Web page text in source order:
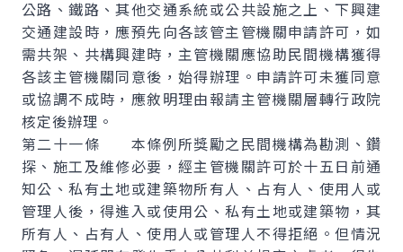
公路、鐵路、其他交通系統或公共設施之上、下興建
交通建設時，應預先向各該管主管機關申請許可，如
需共架、共構興建時，主管機關應協助民間機構獲得
各該主管機關同意後，始得辦理。申請許可未獲同意
或協調不成時，應敘明理由報請主管機關層轉行政院
核定後辦理。
第二十一條 本條例所獎勵之民間機構為勘測、鑽
探、施工及維修必要，經主管機關許可於十五日前通
知公、私有土地或建築物所有人、占有人、使用人或
管理人後，得進入或使用公、私有土地或建築物，其
所有人、占有人、使用人或管理人不得拒絕。但情況